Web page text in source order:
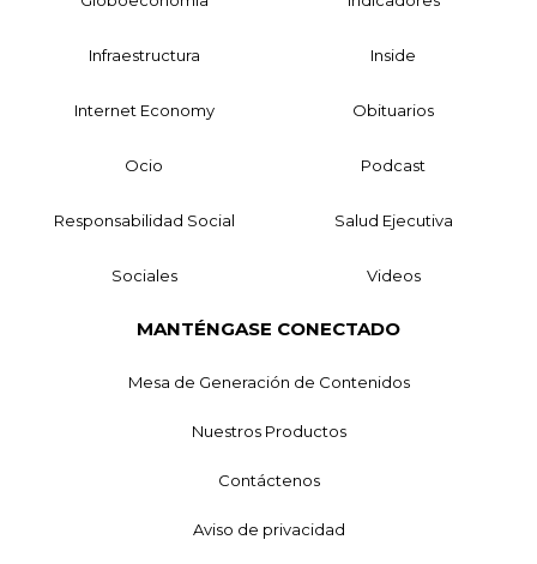
Infraestructura Inside
Internet Economy Obituarios
Ocio Podcast
Responsabilidad Social Salud Ejecutiva
Sociales Videos
MANTÉNGASE CONECTADO
Mesa de Generación de Contenidos
Nuestros Productos
Contáctenos
Aviso de privacidad